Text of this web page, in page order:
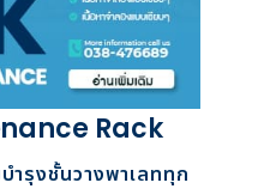
Rack
รุงชั้นวางพาเลททุก